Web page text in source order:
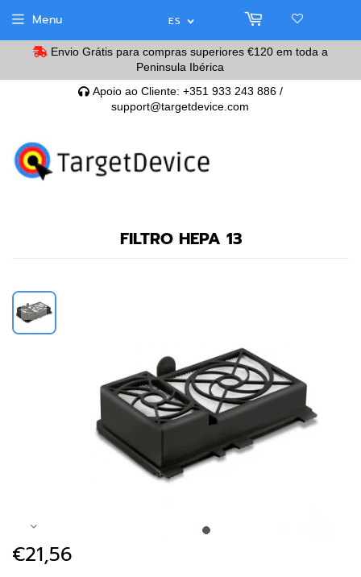
Envio Grátis para compras superiores€120 em toda a
Peninsula Ibérica
Apoio ao Cliente: +351 933 243 886 /
support@targetdevice.com
ES
Menu
FILTRO HEPA 13
€21,56